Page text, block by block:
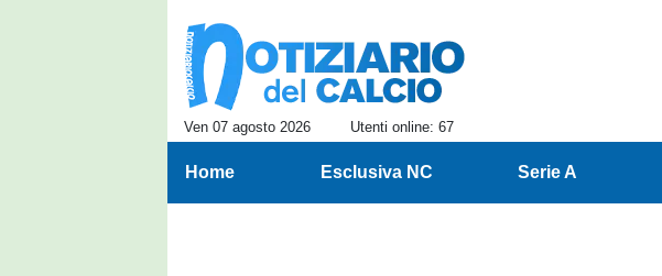
Ven 07 agosto 2026 Utenti online: 67
Home Esclusiva NC Serie A